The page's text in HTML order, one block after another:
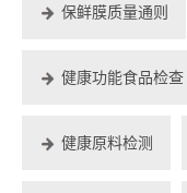
保鲜膜质量通则
健康功能食品检查
健康原料检测